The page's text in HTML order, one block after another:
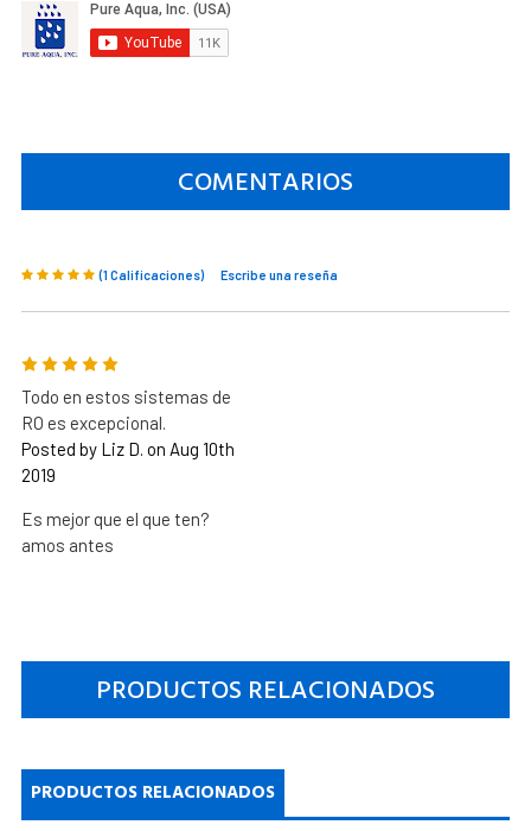
COMENTARIOS
(1 Calificaciones) Escribe una reseña
5
Todo en estos sistemas de
RO es excepcional.
Posted by Liz D. on Aug 10th
2019
Es mejor que el que ten?
amos antes
PRODUCTOS RELACIONADOS
PRODUCTOS RELACIONADOS